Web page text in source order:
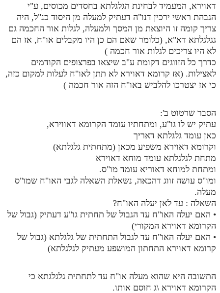
דאוירא, המעמיד לבחינת הגלגלתא בחסדים מכוסים, ע"י
הגבהת ראשי ירכין דנו"ה דעתיק למעלה מן היסוד כנ"ל, היה
צריך קומה זו היוצאת מן המסך ולמעלה, לגלות אור החכמה גם
גגלגלתא דא"א, (כלומר שאם הם כן היו מקבלים או"ח, אז הם
לא היו צריכים לגלות אור חכמה )
כדרך כל הזווגים דקומת ע"ב שיצאו בפרצופים הקודמים
לאצילות. (אז קרומא דאוירא לא תתן לאו"ח לעלות למקום כזה,
כי אז יצטרכו להלביש באו"ח הזה אור חכמה )
הסבר שרטוט ב':
עתיק יש לו גו"ע, ומתחתיו עומד הקרומא דאווירא,
כאן עומד גלגלתא דאריך
וקרומא דאוירא משפיע מכאן (מתחתית גלגלתא)
מתחת לגלגלתא עומד מוחא דאוירא
ומתחת למוחא דאוריא עומד מו"ס.
ומו"ס עושה זווג דהכאה, נשאלת השאלה לגבי האו"ח שמו"ס
מעלה.
השאלה : עד לאן יעלה האו"ח?
• האם יעלה האו"ח עד הגבול של תחתית גו"ע דעתיק (גבול של
הקרומא דאוירא המקורי)
• האם יעלה האו"ח עד לגבול התחתית של גלגלתא (גבול של
קרומא דאוירא התחתון המושפע מעתיק לגלגלתא)
התשובה היא שהוא מעלה או"ח עד לתחתית גלגלגתא כי
הקרומא דאוירא \ג חוסם אותו.